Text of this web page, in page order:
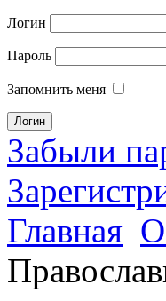
Логин
Пароль
Запомнить меня
Забыли
Главная